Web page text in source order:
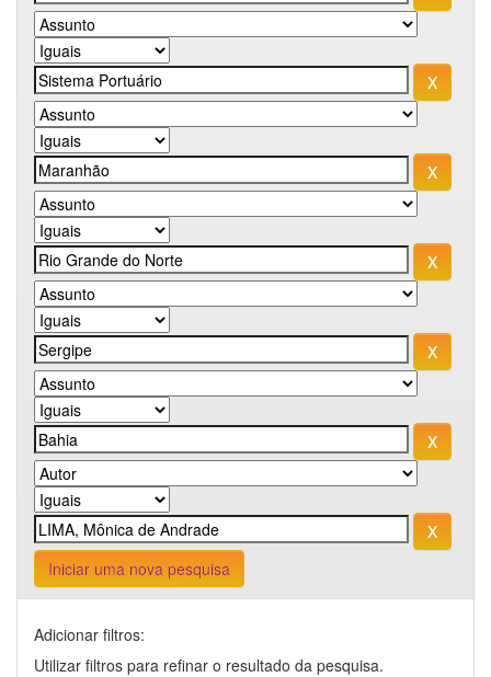
Iniciar uma nova pesquisa
Adicionar filtros:
Utilizar filtros para refinar o resultado da pesquisa.